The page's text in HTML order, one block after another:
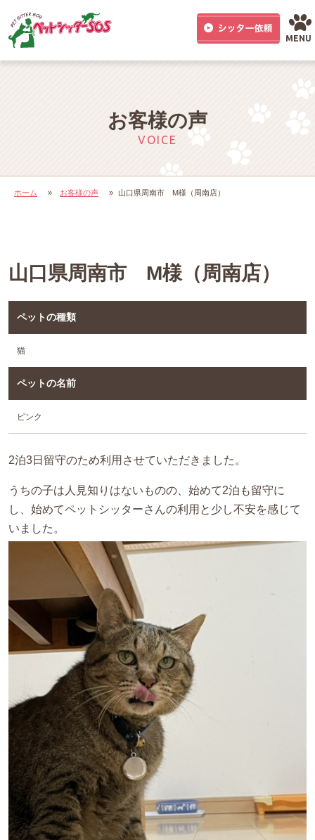
MENU
お客様の声
VOICE
ホーム » お客様の声 » 山口県周南市 M様（周南店）
山口県周南市 M様（周南店）
ペットの種類
猫
ペットの名前
ピンク
2泊3日留守のため利用させていただきました。
うちの子は人見知りはないものの、始めて2泊も留守に
し、始めてペットシッターさんの利用と少し不安を感じて
いました。